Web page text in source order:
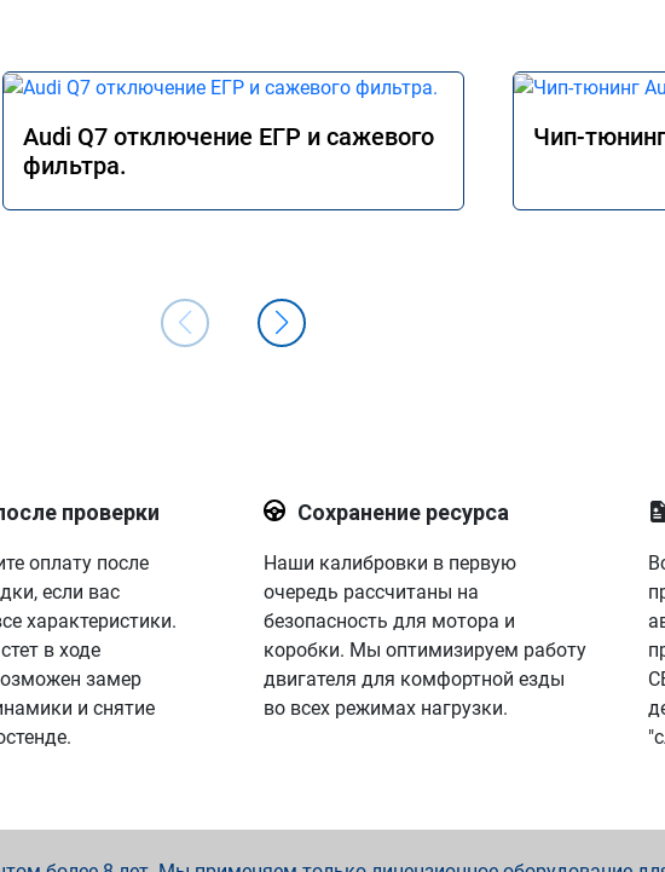
Audi Q7 отключение ЕГР и сажевого
фильтра.
Чип-
проверки
оплату после
если вас
характеристики.
в ходе
замер
и снятие
Сохранение ресурса
Наши калибровки в первую
очередь рассчитаны на
безопасность для мотора и
коробки. Мы оптимизируем работу
двигателя для комфортной езды
во всех режимах нагрузки.